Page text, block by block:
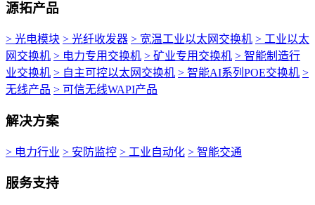
源拓产品
> 光电模块 > 光纤收发器 > 宽温工业以太网交换机 > 工业以太
网交换机 > 电力专用交换机 > 矿业专用交换机 > 智能制造行
业交换机 > 自主可控以太网交换机 > 智能AI系列POE交换机 >
无线产品 > 可信无线WAPI产品
解决方案
> 电力行业 > 安防监控 > 工业自动化 > 智能交通
服务支持